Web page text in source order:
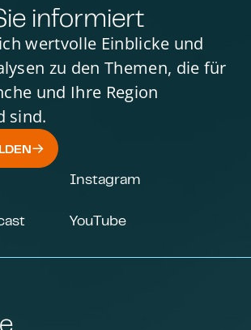
informiert
wertvolle Einblicke und
zu den Themen, die für
und Ihre Region
sind.
Instagram
YouTube